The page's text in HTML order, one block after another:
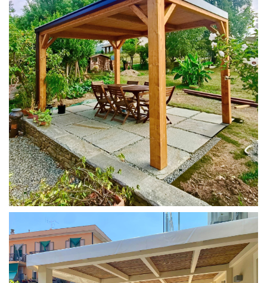
PERGOLA 4X3